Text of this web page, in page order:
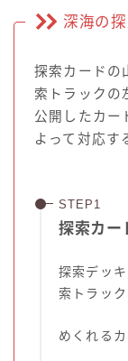
深海の
探索カードの
索トラックの
公開したカー
よって対応す
探索カー
探索デッ
索トラッ
めくれる